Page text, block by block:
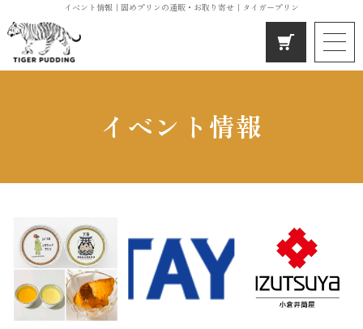
イベント情報｜固めプリンの通販・お取り寄せ｜タイガープリン
ホーム
こだわりの素材と製法
よくあるご質問
店舗概要
お問い合わせ
イベント情報